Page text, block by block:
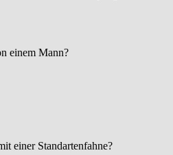
einem Mann?
einer Standartenfahne?